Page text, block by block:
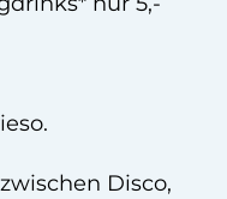
Disco,